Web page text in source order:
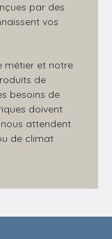
par des
vos
métier et notre
de
besoins de
doivent
attendent.
de climat